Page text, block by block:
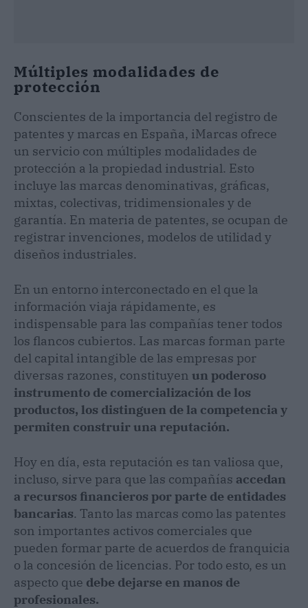
Múltiples modalidades de
protección
Conscientes de la importancia del registro de
patentes y marcas en España, iMarcas ofrece
un servicio con múltiples modalidades de
protección a la propiedad industrial. Esto
incluye las marcas denominativas, gráficas,
mixtas, colectivas, tridimensionales y de
garantía. En materia de patentes, se ocupan de
registrar invenciones, modelos de utilidad y
diseños industriales.
En un entorno interconectado en el que la
información viaja rápidamente, es
indispensable para las compañías tener todos
los flancos cubiertos. Las marcas forman parte
del capital intangible de las empresas por
diversas razones, constituyen un poderoso
instrumento de comercialización de los
productos, los distinguen de la competencia y
permiten construir una reputación.
Hoy en día, esta reputación es tan valiosa que,
incluso, sirve para que las compañías accedan
a recursos financieros por parte de entidades
bancarias. Tanto las marcas como las patentes
son importantes activos comerciales que
pueden formar parte de acuerdos de franquicia
o la concesión de licencias. Por todo esto, es un
aspecto que debe dejarse en manos de
profesionales.